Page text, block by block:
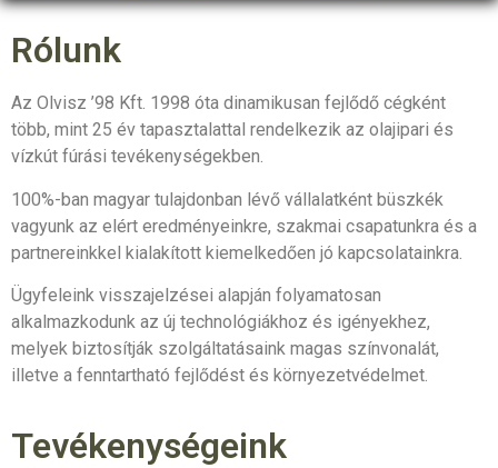
Rólunk
Az Olvisz ’98 Kft. 1998 óta dinamikusan fejlődő cégként
több, mint 25 év tapasztalattal rendelkezik az olajipari és
vízkút fúrási tevékenységekben.
100%-ban magyar tulajdonban lévő vállalatként büszkék
vagyunk az elért eredményeinkre, szakmai csapatunkra és a
partnereinkkel kialakított kiemelkedően jó kapcsolatainkra.
Ügyfeleink visszajelzései alapján folyamatosan
alkalmazkodunk az új technológiákhoz és igényekhez,
melyek biztosítják szolgáltatásaink magas színvonalát,
illetve a fenntartható fejlődést és környezetvédelmet.
Tevékenységeink